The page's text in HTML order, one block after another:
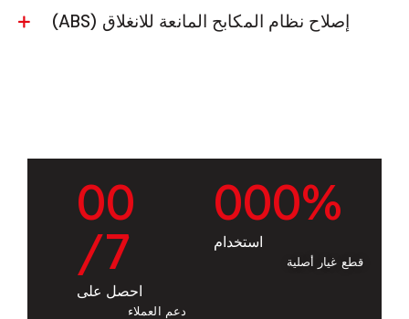
إصلاح نظام المكابح المانعة للانغلاق (ABS)
000%
استخدام
قطع غيار أصلية
00
/7
احصل على
دعم العملاء